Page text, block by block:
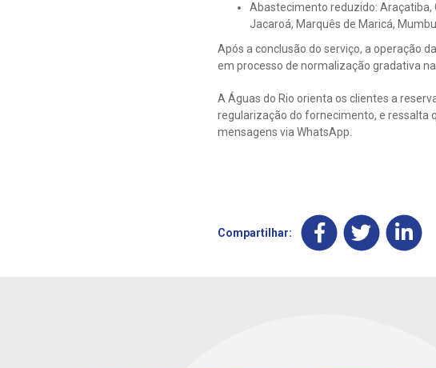
Abastecimento reduzido: Araçatiba,
Jacaroá, Marquês de Maricá,
Após a conclusão do serviço, a operação
em processo de normalização gradativa
A Águas do Rio orienta os clientes a
regularização do fornecimento, e ressalta
mensagens via WhatsApp.
Compartilhar: